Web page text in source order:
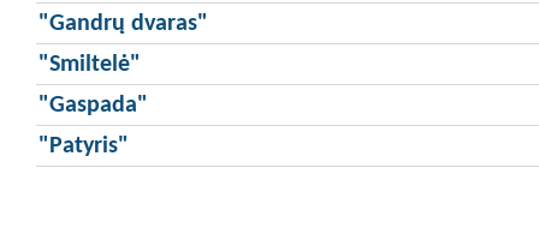
"Gandrų dvaras"
"Smiltelė"
"Gaspada"
"Patyris"